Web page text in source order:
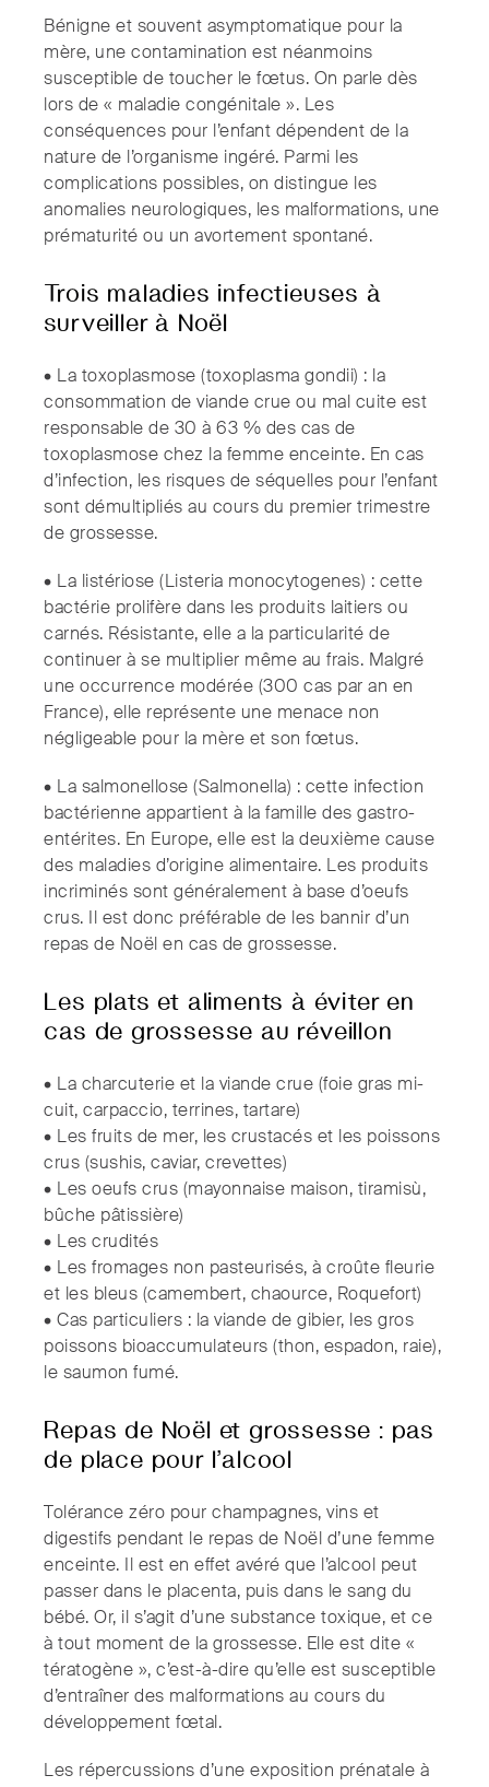
Bénigne et souvent asymptomatique pour la
mère, une contamination est néanmoins
susceptible de toucher le fœtus. On parle dès
lors de « maladie congénitale ». Les
conséquences pour l’enfant dépendent de la
nature de l’organisme ingéré. Parmi les
complications possibles, on distingue les
anomalies neurologiques, les malformations, une
prématurité ou un avortement spontané.
Trois maladies infectieuses à
surveiller à Noël
• La toxoplasmose (toxoplasma gondii) : la
consommation de viande crue ou mal cuite est
responsable de 30 à 63 % des cas de
toxoplasmose chez la femme enceinte. En cas
d’infection, les risques de séquelles pour l’enfant
sont démultipliés au cours du premier trimestre
de grossesse.
• La listériose (Listeria monocytogenes) : cette
bactérie prolifère dans les produits laitiers ou
carnés. Résistante, elle a la particularité de
continuer à se multiplier même au frais. Malgré
une occurrence modérée (300 cas par an en
France), elle représente une menace non
négligeable pour la mère et son fœtus.
• La salmonellose (Salmonella) : cette infection
bactérienne appartient à la famille des gastro-
entérites. En Europe, elle est la deuxième cause
des maladies d’origine alimentaire. Les produits
incriminés sont généralement à base d’oeufs
crus. Il est donc préférable de les bannir d’un
repas de Noël en cas de grossesse.
Les plats et aliments à éviter en
cas de grossesse au réveillon
• La charcuterie et la viande crue (foie gras mi-
cuit, carpaccio, terrines, tartare)
• Les fruits de mer, les crustacés et les poissons
crus (sushis, caviar, crevettes)
• Les oeufs crus (mayonnaise maison, tiramisù,
bûche pâtissière)
• Les crudités
• Les fromages non pasteurisés, à croûte fleurie
et les bleus (camembert, chaource, Roquefort)
• Cas particuliers : la viande de gibier, les gros
poissons bioaccumulateurs (thon, espadon, raie),
le saumon fumé.
Repas de Noël et grossesse : pas
de place pour l’alcool
Tolérance zéro pour champagnes, vins et
digestifs pendant le repas de Noël d’une femme
enceinte. Il est en effet avéré que l’alcool peut
passer dans le placenta, puis dans le sang du
bébé. Or, il s’agit d’une substance toxique, et ce
à tout moment de la grossesse. Elle est dite «
tératogène », c’est-à-dire qu’elle est susceptible
d’entraîner des malformations au cours du
développement fœtal.
Les répercussions d’une exposition prénatale à